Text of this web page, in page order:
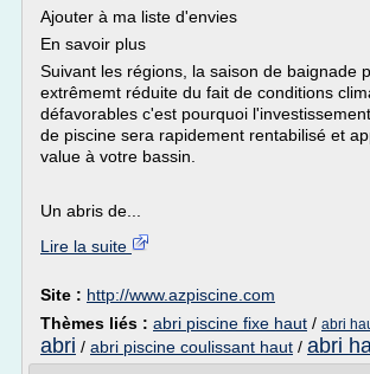
Ajouter à ma liste d'envies
En savoir plus
Suivant les régions, la saison de baignade
extrêmemt réduite du fait de conditions
défavorables c'est pourquoi
de piscine sera rapidement rentabilisé et
value à votre bassin.
Un abris de...
Lire la suite
Site : http://www.azpiscine.com
Thèmes liés : abri piscine fixe haut / abri
abri / abri piscine coulissant haut / abri